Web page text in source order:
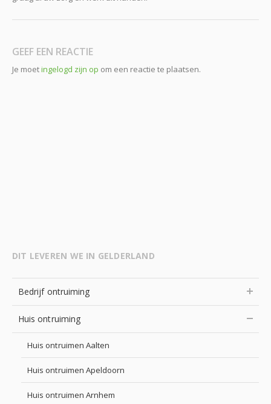
GEEF EEN REACTIE
Je moetingelogd zijn op om een reactie te plaatsen.
DIT LEVEREN WE IN GELDERLAND
Bedrijf ontruiming
Huis ontruiming
Huis ontruimen Aalten
Huis ontruimen Apeldoorn
Huis ontruimen Arnhem